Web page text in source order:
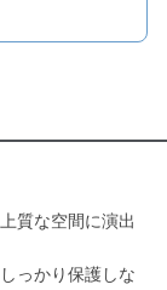
質な空間に演出
っかり保護しな